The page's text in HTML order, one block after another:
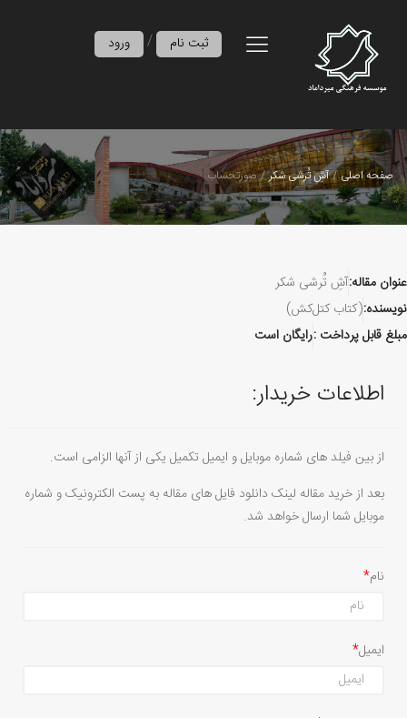
ورود / ثبت نام
صفحه اصلی آشِ تُرشی شکر صورتحساب
عنوان مقاله:آشِ تُرشی شکر
نویسنده:(کتاب کتل‌کش)
مبلغ قابل پرداخت :رایگان است
اطلاعات خریدار:
از بین فیلد های شماره موبایل و ایمیل تکمیل یکی از آنها الزامی است.
بعد از خرید مقاله لینک دانلود فایل های مقاله به پست الکترونیک و شماره
موبایل شما ارسال خواهد شد.
نام
ایمیل